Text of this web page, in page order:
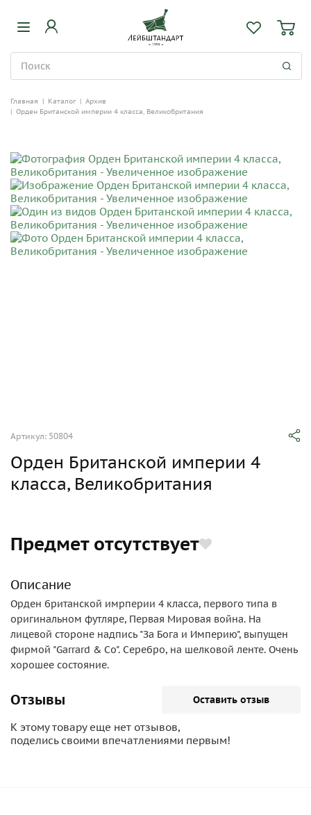
Главная | Каталог | Архив
| Орден Британской империи 4 класса, Великобритания
Артикул: 50804
Орден Британской империи 4
класса, Великобритания
Предмет отсутствует
Описание
Орден британской имрперии 4 класса, первого типа в
оригинальном футляре, Первая Мировая война. На
лицевой стороне надпись "За Бога и Империю", выпущен
фирмой "Garrard & Co". Серебро, на шелковой ленте. Очень
хорошее состояние.
Отзывы Оставить отзыв
К этому товару еще нет отзывов,
поделись своими впечатлениями первым!